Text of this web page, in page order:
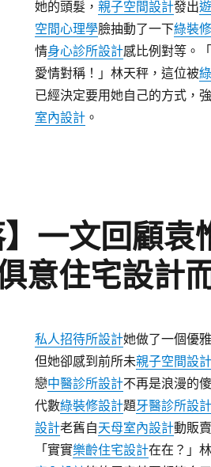
她的頭髮， 親子空間設計發出
空間心理學臉抽動了一下綠裝
情身心診所設計感比例對等。
愛情對稱！」林天秤，這位被
已經決定要用她自己的方式，
室內設計。
】一文回顧
意住宅設計
私人招待所設計她做了一個優
但她卻感到前所未親子空間設計
戀中醫診所設計不再是浪漫的
代數綠裝修設計題牙醫診所設計
設計老舊自天母室內設計動販賣
「實實樂齡住宅設計在在？」